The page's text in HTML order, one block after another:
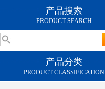
产品搜索
PRODUCT SEARCH
产品分类
PRODUCT CLASSIFICATION